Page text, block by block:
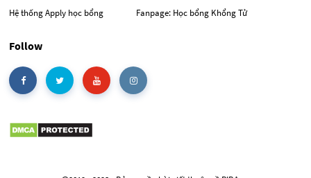
Hệ thống Apply học bổng
Fanpage: Học bổng Khổng Tử
Follow